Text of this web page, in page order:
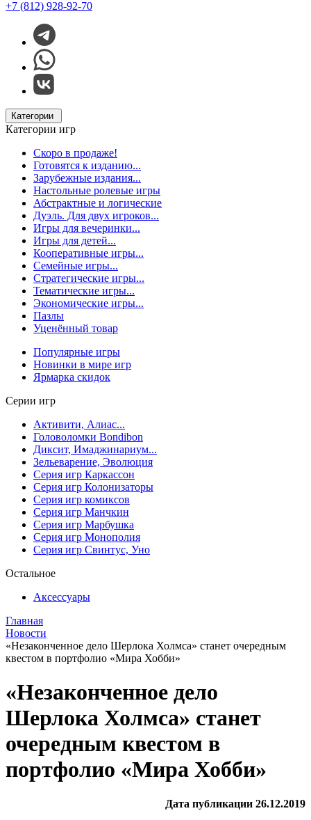
+7 (812) 928-92-70
Категории
Категории игр
Скоро в продаже!
Готовятся к изданию...
Зарубежные издания...
Настольные ролевые игры
Абстрактные и логические
Дуэль. Для двух игроков...
Игры для вечеринки...
Игры для детей...
Кооперативные игры...
Семейные игры...
Стратегические игры...
Тематические игры...
Экономические игры...
Пазлы
Уценённый товар
Популярные игры
Новинки в мире игр
Ярмарка скидок
Серии игр
Активити, Алиас...
Головоломки Bondibon
Диксит, Имаджинариум...
Зельеварение, Эволюция
Серия игр Каркассон
Серия игр Колонизаторы
Серия игр комиксов
Серия игр Манчкин
Серия игр Марбушка
Серия игр Монополия
Серия игр Свинтус, Уно
Остальное
Аксессуары
Главная
Новости
«Незаконченное дело Шерлока Холмса» станет очередным
квестом в портфолио «Мира Хобби»
«Незаконченное дело
Шерлока Холмса» станет
очередным квестом в
портфолио «Мира Хобби»
Дата публикации 26.12.2019